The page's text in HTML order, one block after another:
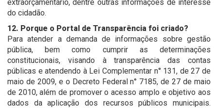
extraorçamentário, dentre outras informações de interesse
do cidadão.
12. Porque o Portal de Transparência foi criado?
Para atender a demanda de informações sobre gestão
pública, bem como cumprir as determinações
constitucionais, visando à transparência das contas
públicas e atendendo à Lei Complementar n° 131, de 27 de
maio de 2009, e o Decreto Federal n° 7185, de 27 de maio
de 2010, além de promover o acesso amplo e objetivo aos
dados da aplicação dos recursos públicos municipais.